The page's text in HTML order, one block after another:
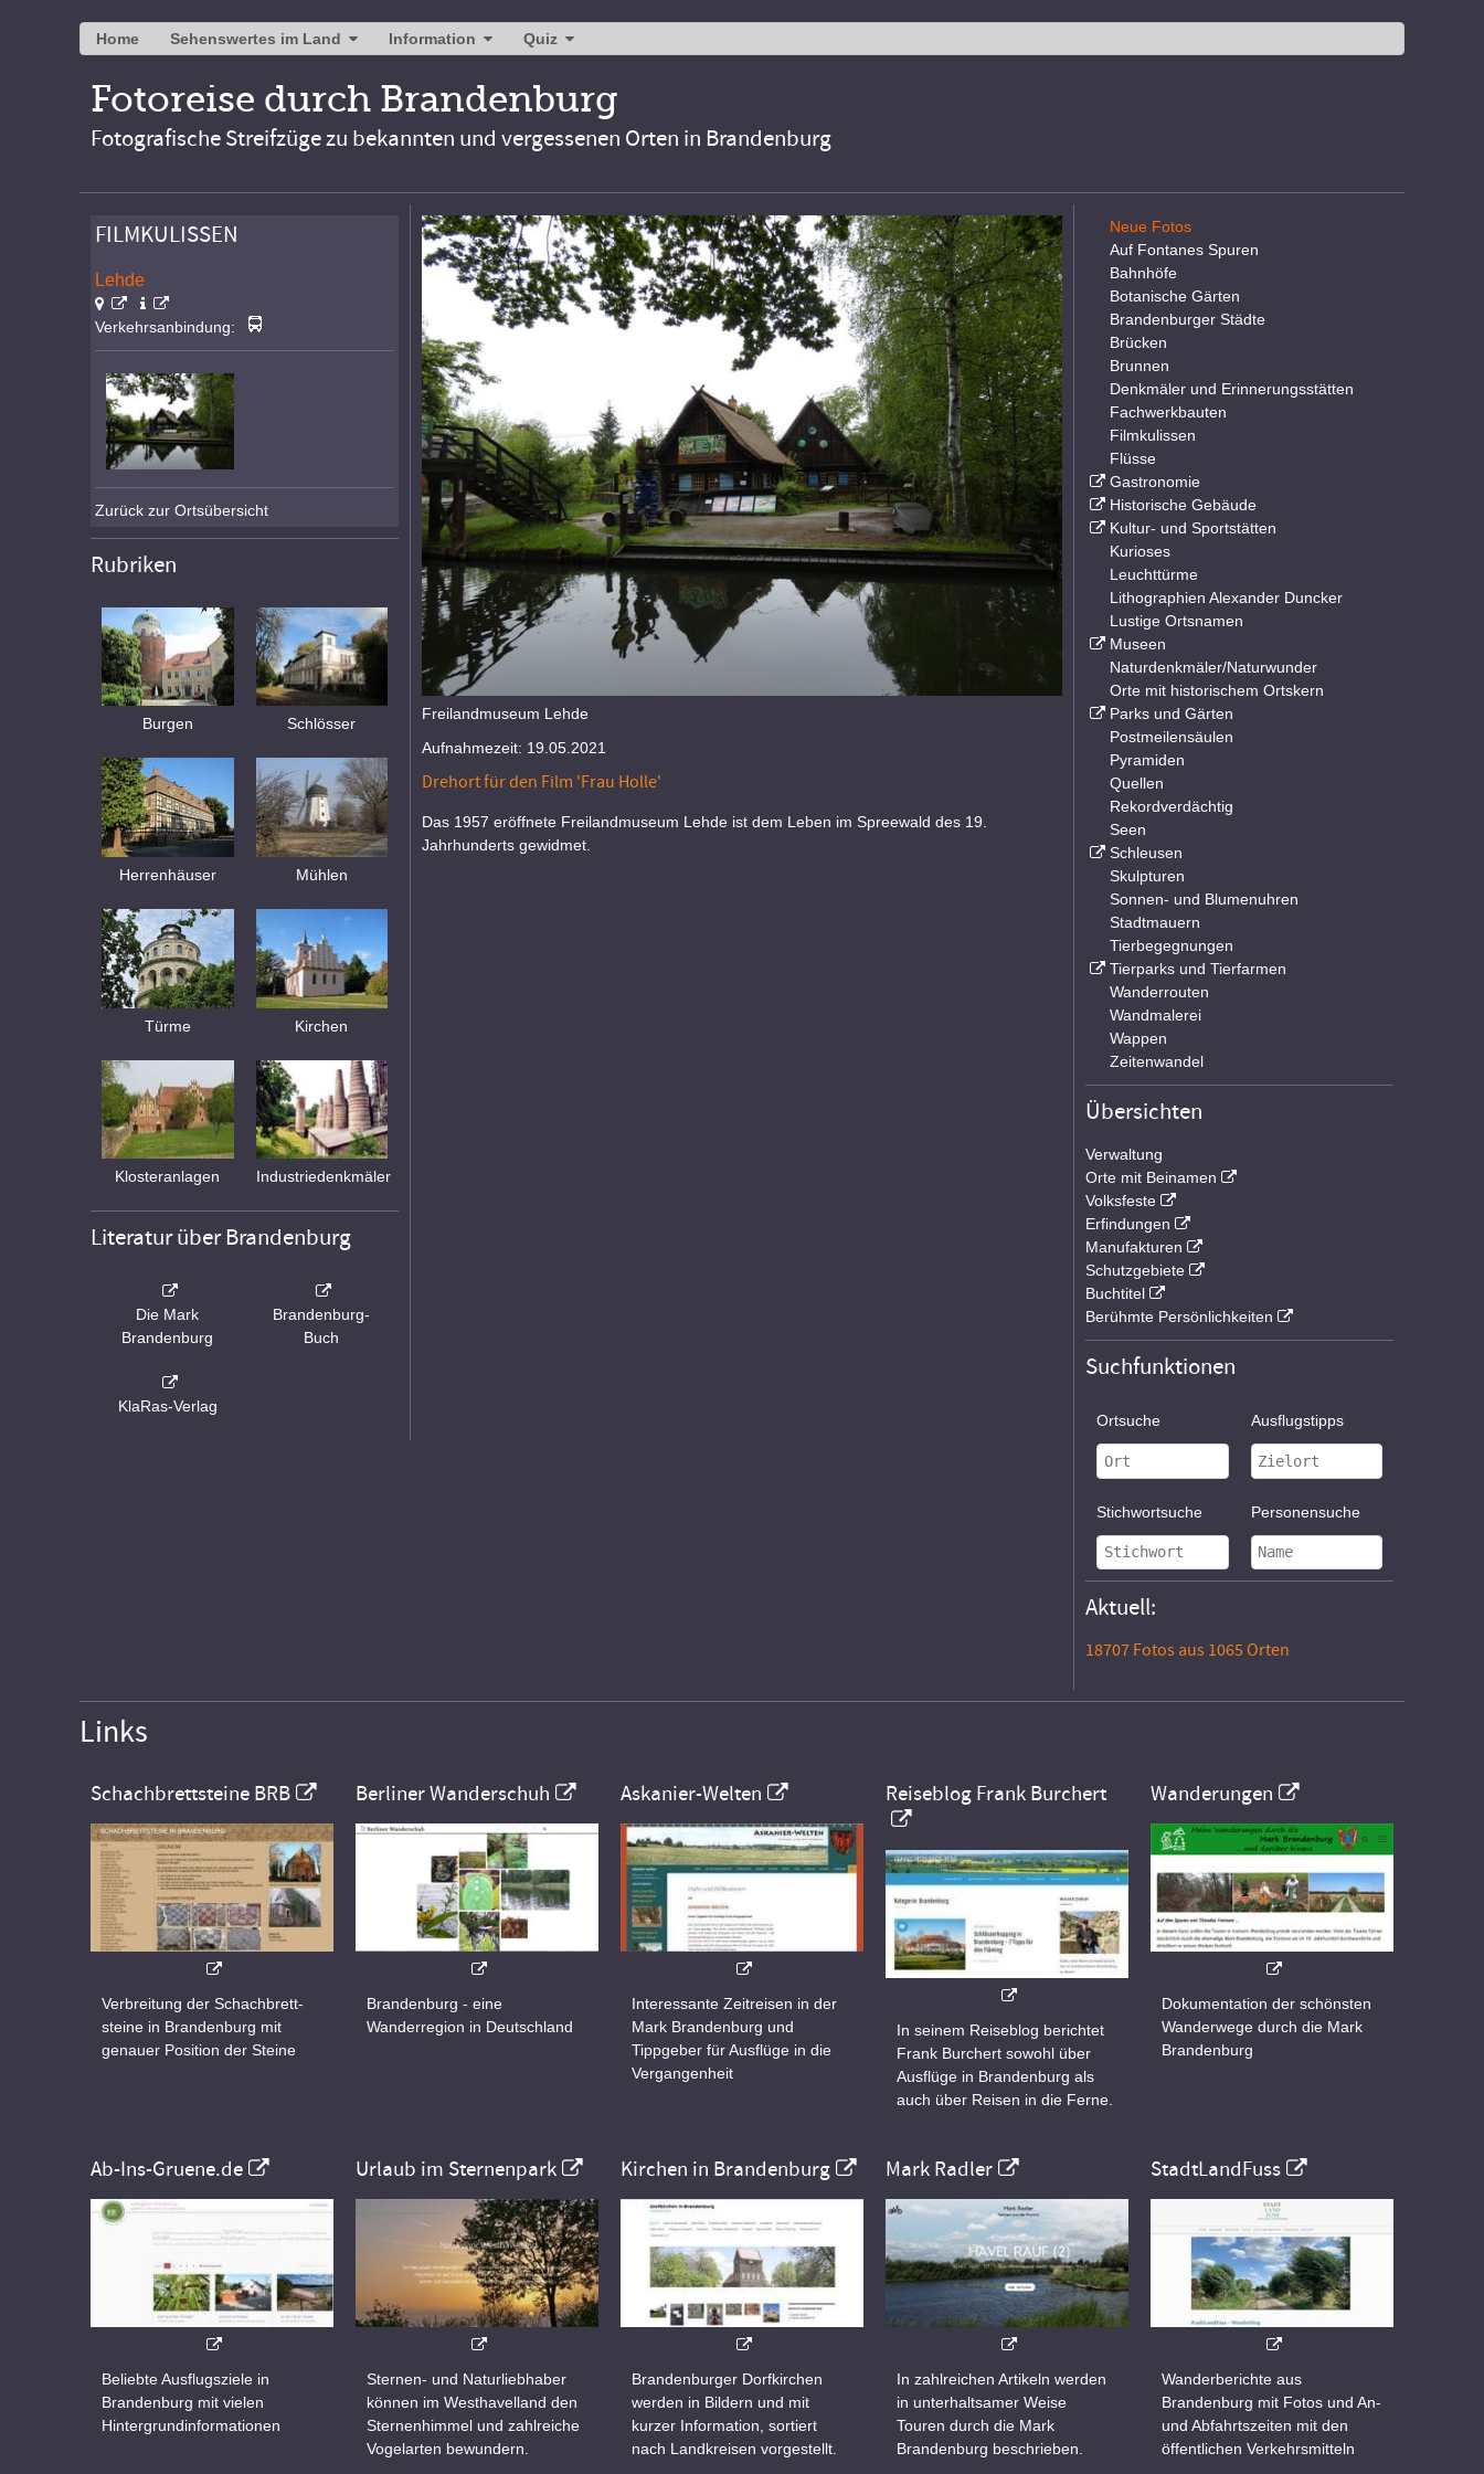
Home Sehenswertes im Land Information Quiz
Fotoreise durch Brandenburg
Fotografische Streifzüge zu bekannten und vergessenen Orten in Brandenburg
Freilandmuseum Lehde
Aufnahmezeit: 19.05.2021
Drehort für den Film 'Frau Holle'
Das 1957 eröffnete Freilandmuseum Lehde ist dem Leben im Spreewald des 19.
Jahrhunderts gewidmet.
FILMKULISSEN
Lehde
Verkehrsanbindung:
Zurück zur Ortsübersicht
Rubriken
Burgen Schlösser
Herrenhäuser Mühlen
Türme Kirchen
Klosteranlagen Industriedenkmäler
Literatur über Brandenburg
Die Mark
Brandenburg
Brandenburg-
Buch
KlaRas-Verlag
Neue Fotos
Auf Fontanes Spuren
Bahnhöfe
Botanische Gärten
Brandenburger Städte
Brücken
Brunnen
Denkmäler und Erinnerungsstätten
Fachwerkbauten
Filmkulissen
Flüsse
Gastronomie
Historische Gebäude
Kultur- und Sportstätten
Kurioses
Leuchttürme
Lithographien Alexander Duncker
Lustige Ortsnamen
Museen
Naturdenkmäler/Naturwunder
Orte mit historischem Ortskern
Parks und Gärten
Postmeilensäulen
Pyramiden
Quellen
Rekordverdächtig
Seen
Schleusen
Skulpturen
Sonnen- und Blumenuhren
Stadtmauern
Tierbegegnungen
Tierparks und Tierfarmen
Wanderrouten
Wandmalerei
Wappen
Zeitenwandel
Übersichten
Verwaltung
Orte mit Beinamen
Volksfeste
Erfindungen
Manufakturen
Schutzgebiete
Buchtitel
Berühmte Persönlichkeiten
Suchfunktionen
Ortsuche Ausflugstipps
Stichwortsuche Personensuche
Aktuell:
18707 Fotos aus 1065 Orten
Links
Schachbrettsteine BRB
Verbreitung der Schachbrett-
steine in Brandenburg mit
genauer Position der Steine
Berliner Wanderschuh
Brandenburg - eine
Wanderregion in Deutschland
Askanier-Welten
Interessante Zeitreisen in der
Mark Brandenburg und
Tippgeber für Ausflüge in die
Vergangenheit
Reiseblog Frank Burchert
In seinem Reiseblog berichtet
Frank Burchert sowohl über
Ausflüge in Brandenburg als
auch über Reisen in die Ferne.
Wanderungen
Dokumentation der schönsten
Wanderwege durch die Mark
Brandenburg
Ab-Ins-Gruene.de
Beliebte Ausflugsziele in
Brandenburg mit vielen
Hintergrundinformationen
Urlaub im Sternenpark
Sternen- und Naturliebhaber
können im Westhavelland den
Sternenhimmel und zahlreiche
Vogelarten bewundern.
Kirchen in Brandenburg
Brandenburger Dorfkirchen
werden in Bildern und mit
kurzer Information, sortiert
nach Landkreisen vorgestellt.
Mark Radler
In zahlreichen Artikeln werden
in unterhaltsamer Weise
Touren durch die Mark
Brandenburg beschrieben.
StadtLandFuss
Wanderberichte aus
Brandenburg mit Fotos und An-
und Abfahrtszeiten mit den
öffentlichen Verkehrsmitteln